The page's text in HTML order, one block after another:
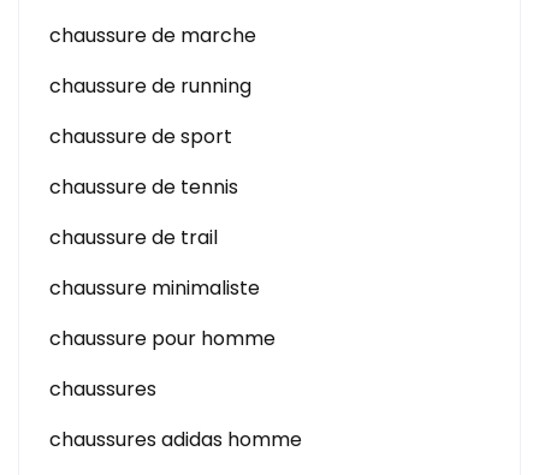
chaussure de marche
chaussure de running
chaussure de sport
chaussure de tennis
chaussure de trail
chaussure minimaliste
chaussure pour homme
chaussures
chaussures adidas homme